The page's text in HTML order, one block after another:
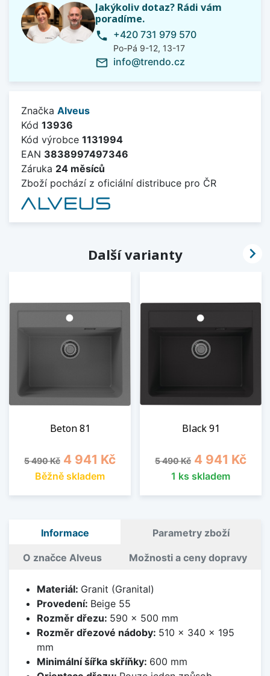
Jakýkoliv dotaz? Rádi vám
poradíme.
phone +420 731 979 570
Po-Pá 9-12, 13-17
mail_outline info@trendo.cz
Značka Alveus
Kód 13936
Kód výrobce 1131994
EAN 3838997497346
Záruka 24 měsíců
Zboží pochází z oficiální distribuce pro ČR
Další varianty
Beton 81
Běžná cena
5 490 Kč Cena
4 941 Kč
Běžně skladem
Black 91
Běžná cena
5 490 Kč Cena
4 941 Kč
1 ks skladem

Informace Parametry zboží
O značce Alveus Možnosti a ceny dopravy
Materiál: Granit (Granital)
Provedení: Beige 55
Rozměr dřezu: 590 x 500 mm
Rozměr dřezové nádoby: 510 x 340 x 195
mm
Minimální šířka skříňky: 600 mm